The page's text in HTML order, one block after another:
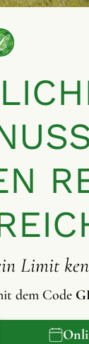
Limit
dem Code